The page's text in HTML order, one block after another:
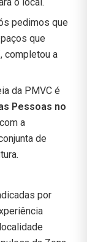
pedimos que
que
completou a
da PMVC é
Pessoas no
a
de
por